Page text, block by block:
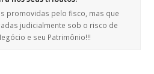
promovidas pelo fisco, mas que
judicialmente sob o risco de
e seu Patrimônio!!!